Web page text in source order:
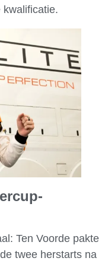
kwalificatie.
Ten Voorde pakte
twee herstarts na